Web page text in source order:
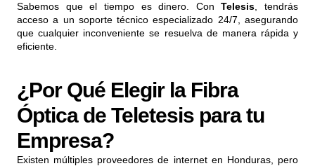
Sabemos que el tiempo es dinero. ConTelesis, tendrás
acceso a un soporte técnico especializado 24/7, asegurando
que cualquier inconveniente se resuelva de manera rápida y
eficiente.
¿Por Qué Elegir la Fibra
Óptica de Teletesis para tu
Empresa?
Existen múltiples proveedores de internet en Honduras, pero